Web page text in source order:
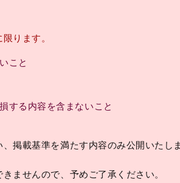
限ります。
こと
する内容を含まないこと
掲載基準を満たす内容のみ公開いたしま
ませんので、予めご了承ください。